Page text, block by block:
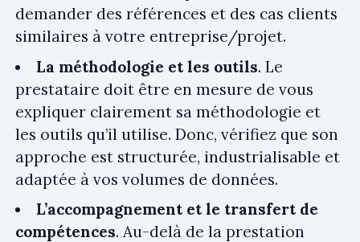
demander des références et des cas clients
similaires à votre entreprise/projet.
La méthodologie et les outils. Le
prestataire doit être en mesure de vous
expliquer clairement sa méthodologie et
les outils qu’il utilise. Donc, vérifiez que son
approche est structurée, industrialisable et
adaptée à vos volumes de données.
L’accompagnement et le transfert de
compétences. Au-delà de la prestation